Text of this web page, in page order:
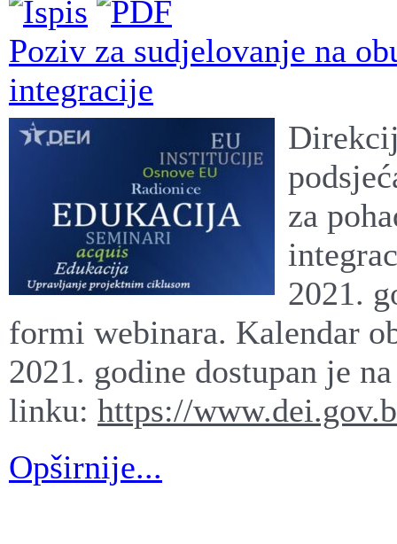
Poziv za sudjelovanje na
integracije
za
2021.
formi webinara. Kalendar
2021. godine dostupan je
linku: https://
Opširnije...